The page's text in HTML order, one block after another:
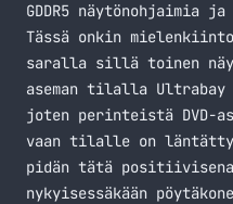
GDDR5 näytönohjaimia
Tässä onkin
saralla sillä toinen
aseman tilalla Ultrabay
joten perinteistä DVD-
vaan tilalle on läntätty
pidän tätä
nykyisessäkään